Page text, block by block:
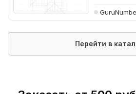
Перейти в